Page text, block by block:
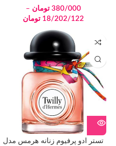
380/000 تومان –
18/202/122 تومان
تستر ادو پرفیوم زنانه هرمس مدل